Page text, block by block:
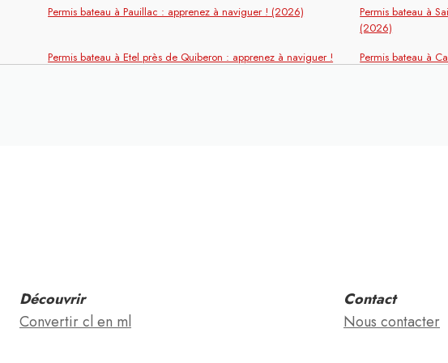
Permis bateau à Pauillac : apprenez à naviguer ! (2026)
Permis bateau à
(2026)
Permis bateau à Etel près de Quiberon : apprenez à naviguer !
Permis bateau à
Permis bateau à Albertville : apprenez à naviguer ! (2026)
Permis bateau à
!
Permis bateau à Sables d’Olonne : apprenez à naviguer ! (2026) Permis bateau à
Découvrir
Convertir cl en ml
Contact
Nous contacter